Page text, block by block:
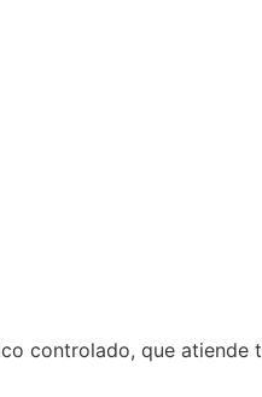
controlado, que